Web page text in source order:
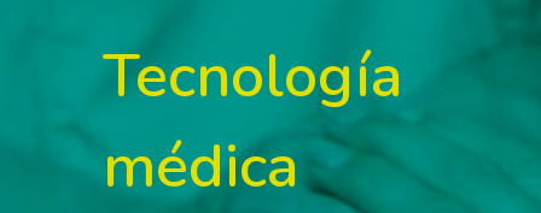
Tecnología
médica